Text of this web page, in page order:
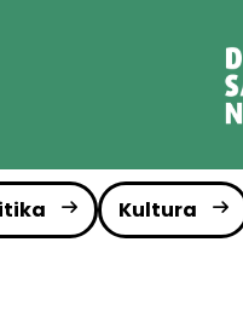
Kultura